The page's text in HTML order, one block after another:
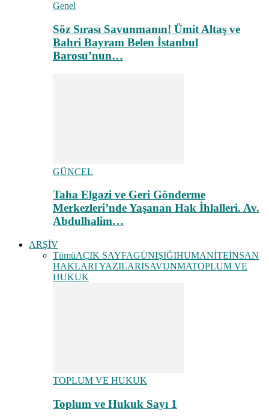
Genel
Söz Sırası Savunmanın! Ümit Altaş ve
Bahri Bayram Belen İstanbul
Barosu’nun…
GÜNCEL
Taha Elgazi ve Geri Gönderme
Merkezleri’nde Yaşanan Hak İhlalleri. Av.
Abdulhalim…
ARŞİV
TümüAÇIK SAYFAGÜNIŞIĞIHUMANİTEİNSAN
HAKLARI YAZILARISAVUNMATOPLUM VE
HUKUK
TOPLUM VE HUKUK
Toplum ve Hukuk Sayı 1